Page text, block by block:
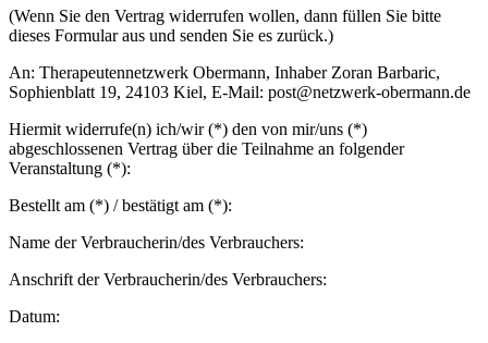
(Wenn Sie den Vertrag widerrufen wollen, dann füllen Sie bitte
dieses Formular aus und senden Sie es zurück.)
An: Therapeutennetzwerk Obermann, Inhaber Zoran Barbaric,
Sophienblatt 19, 24103 Kiel, E-Mail: post@netzwerk-obermann.de
Hiermit widerrufe(n) ich/wir (*) den von mir/uns (*)
abgeschlossenen Vertrag über die Teilnahme an folgender
Veranstaltung (*):
Bestellt am (*) / bestätigt am (*):
Name der Verbraucherin/des Verbrauchers:
Anschrift der Verbraucherin/des Verbrauchers:
Datum: